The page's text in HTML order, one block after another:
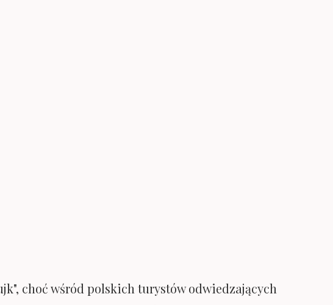
Parking jest jednak bardzo kameralny, co
są bowiem ustawione tak, że kolejka